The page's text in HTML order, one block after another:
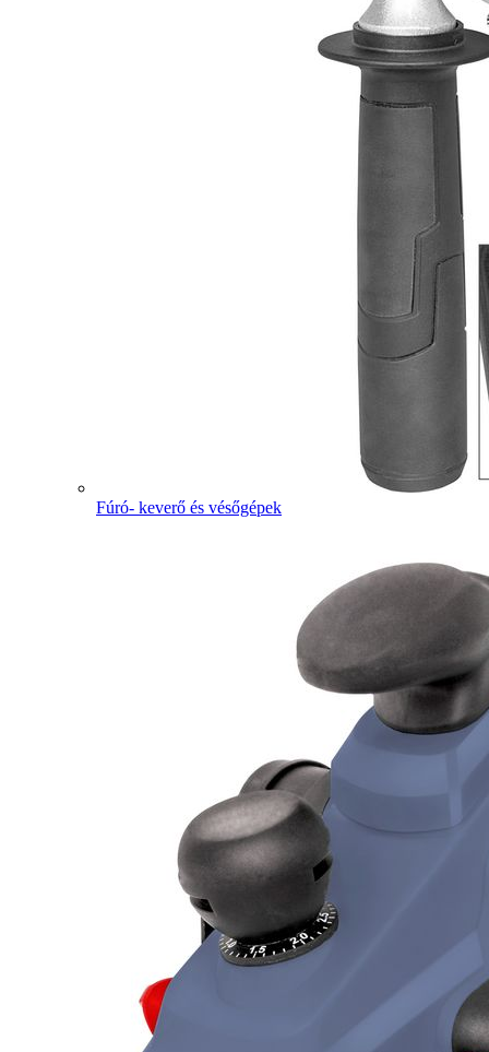
Fúró- keverő és vésőgépek